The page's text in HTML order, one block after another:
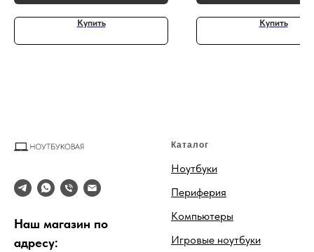
Купить Купить
Наш магазин по
адресу:
Каталог
Ноутбуки
Периферия
Компьютеры
Игровые ноутбуки